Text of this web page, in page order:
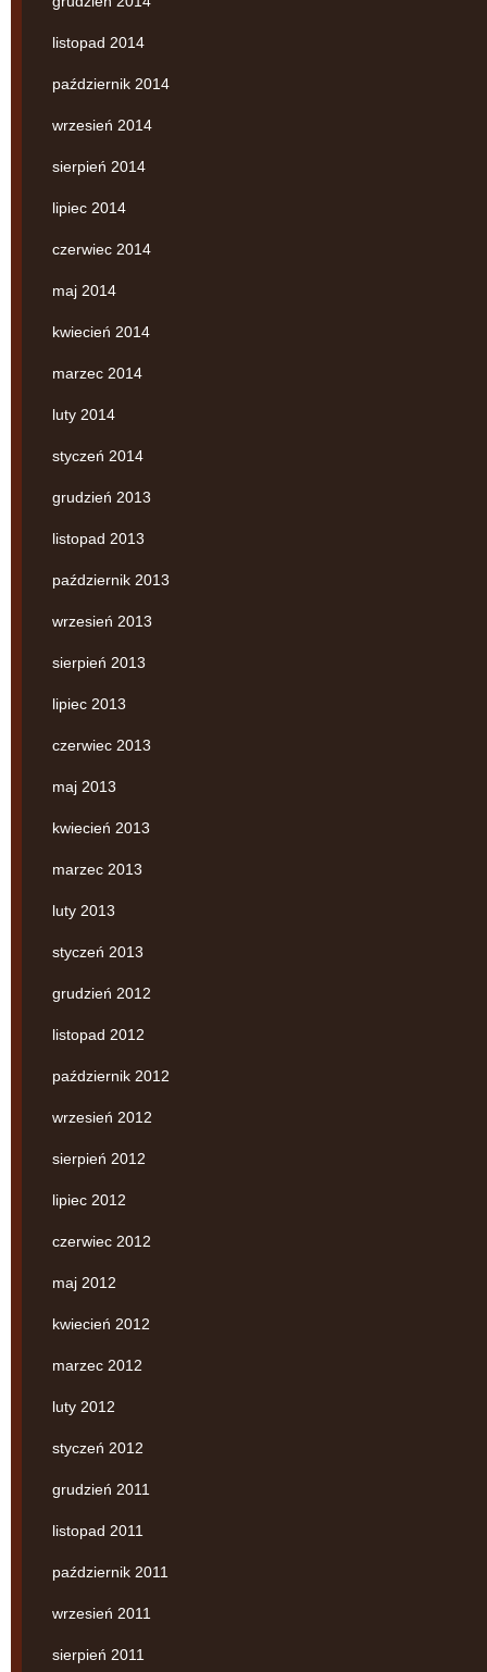
listopad 2014
październik 2014
wrzesień 2014
sierpień 2014
lipiec 2014
czerwiec 2014
maj 2014
kwiecień 2014
marzec 2014
luty 2014
styczeń 2014
grudzień 2013
listopad 2013
październik 2013
wrzesień 2013
sierpień 2013
lipiec 2013
czerwiec 2013
maj 2013
kwiecień 2013
marzec 2013
luty 2013
styczeń 2013
grudzień 2012
listopad 2012
październik 2012
wrzesień 2012
sierpień 2012
lipiec 2012
czerwiec 2012
maj 2012
kwiecień 2012
marzec 2012
luty 2012
styczeń 2012
grudzień 2011
listopad 2011
październik 2011
wrzesień 2011
sierpień 2011